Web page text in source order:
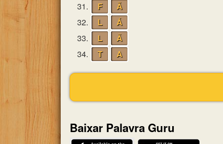
31.
F
Ã
32.
L
Á
33.
L
Ã
34.
T A
Baixar Palavra Guru